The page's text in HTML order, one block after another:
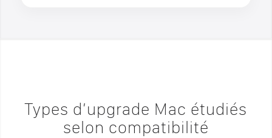
Types d’upgrade Mac étudiés
selon compatibilité